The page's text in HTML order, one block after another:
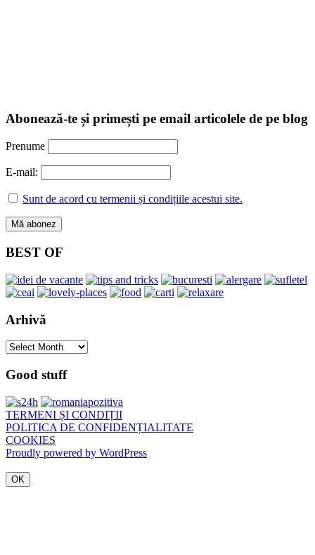
Abonează-te și primești pe email articolele de pe blog
Prenume
E-mail:
Sunt de acord cu termenii și condițiile acestui site.
BEST OF
Arhivă
Arhivă
Good stuff
TERMENI ȘI CONDIȚII
POLITICA DE CONFIDENȚIALITATE
COOKIES
Proudly powered by WordPress
OK